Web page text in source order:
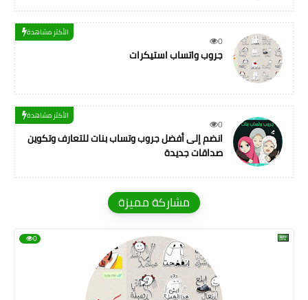
0
الأكثر مشاهدة
جروب واتساب استيكرات
0
الأكثر مشاهدة
انضم إلى أفضل جروب وتساب بنات للتعارف وتكوين
صداقات جديدة
مشاركة مميزة
0